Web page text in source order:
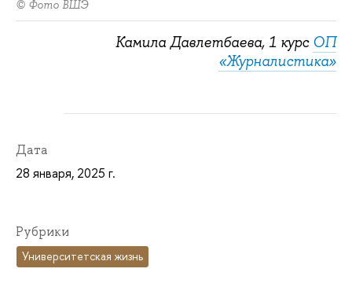
© Фото ВШЭ
Камила Давлетбаева, 1 курс ОП
«Журналистика»
Дата
28 января, 2025 г.
Рубрики
Университетская жизнь